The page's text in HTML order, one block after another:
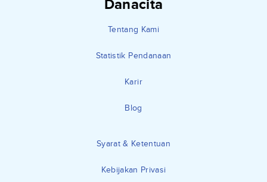
Danacita
Tentang Kami
Statistik Pendanaan
Karir
Blog
Syarat & Ketentuan
Kebijakan Privasi